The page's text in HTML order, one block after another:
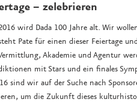
– zelebrieren
wird Dada 100 Jahre alt. Wir
Pate für einen dieser Feiertage
Akademie und Agentur
mit Stars und ein finales
sind wir auf der Suche nach
um die Zukunft dieses